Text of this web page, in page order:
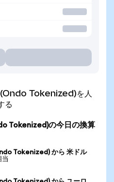
Tokenized)を人
る
Tokenized)の今日の換算
Tokenized) から 米ドル
当